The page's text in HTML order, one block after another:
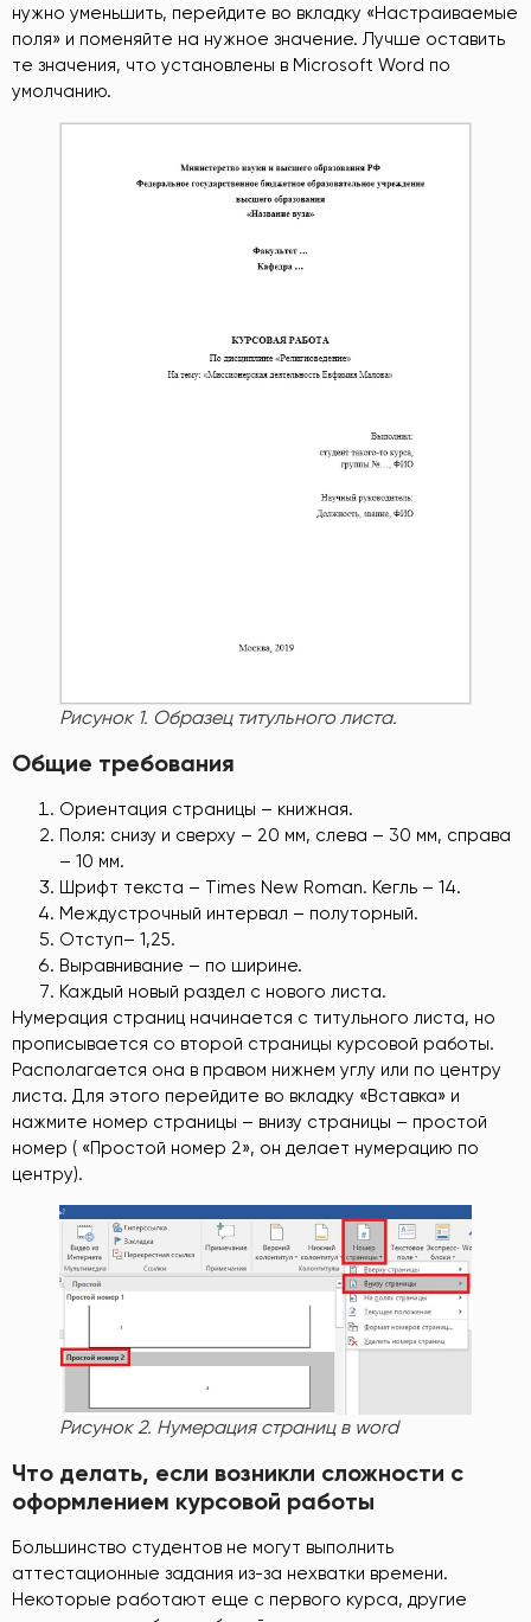
нужно уменьшить, перейдите во вкладку «Настраиваемые
поля» и поменяйте на нужное значение. Лучше оставить
те значения, что установлены в Microsoft Word по
умолчанию.
Рисунок 1. Образец титульного листа.
Общие требования
Ориентация страницы – книжная.
Поля: снизу и сверху – 20 мм, слева – 30 мм, справа
– 10 мм.
Шрифт текста – Times New Roman. Кегль – 14.
Междустрочный интервал – полуторный.
Отступ– 1,25.
Выравнивание – по ширине.
Каждый новый раздел с нового листа.
Нумерация страниц начинается с титульного листа, но
прописывается со второй страницы курсовой работы.
Располагается она в правом нижнем углу или по центру
листа. Для этого перейдите во вкладку «Вставка» и
нажмите номер страницы – внизу страницы – простой
номер ( «Простой номер 2», он делает нумерацию по
центру).
Рисунок 2. Нумерация страниц в word
Что делать, если возникли сложности с
оформлением курсовой работы
Большинство студентов не могут выполнить
аттестационные задания из-за нехватки времени.
Некоторые работают еще с первого курса, другие